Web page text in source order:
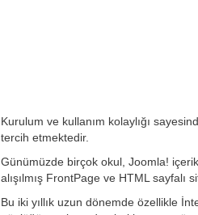
Kurulum ve kullanım kolaylığı
tercih etmektedir.
Günümüzde birçok okul, Joomla!
alışılmış FrontPage ve HTML sayfalı
Bu iki yıllık uzun dönemde özellikle